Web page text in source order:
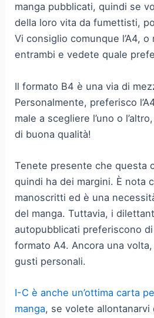
manga pubblicati, quindi se
della loro vita da fumettisti,
Vi consiglio comunque l’A4, o
entrambi e vedete quale
Il formato B4 è una via di
Personalmente, preferisco
male a scegliere l’uno o
di buona qualità!
Tenete presente che questa
quindi ha dei margini. È nota
manoscritti ed è una
del manga. Tuttavia, i
autopubblicati preferiscono
formato A4. Ancora una
gusti personali.
I-C è anche un’ottima carta
manga, se volete allontanarvi